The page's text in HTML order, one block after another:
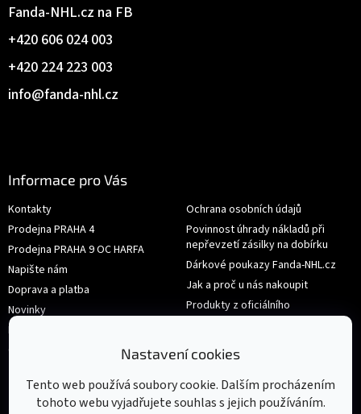
Nastavení cookies
Tento web používá soubory cookie. Dalším procházením
tohoto webu vyjadřujete souhlas s jejich používáním.
info@fanda-nhl.cz
+420 224 223 003
+420 606 024 003
Fanda-NHL.cz na FB
Informace pro Vás
Kontakty
Prodejna PRAHA 4
Prodejna PRAHA 9 OC HARFA
Napište nám
Doprava a platba
Novinky
Hodnocení obchodu
Obchodní podmínky
Ochrana osobních údajů
Povinnost úhrady nákladů při
nepřevzetí zásilky na dobírku
Dárkové poukazy Fanda-NHL.cz
Jak a proč u nás nakoupit
Produkty z oficiálního
shop.nhl.com
Výměna nebo vrácení zboží